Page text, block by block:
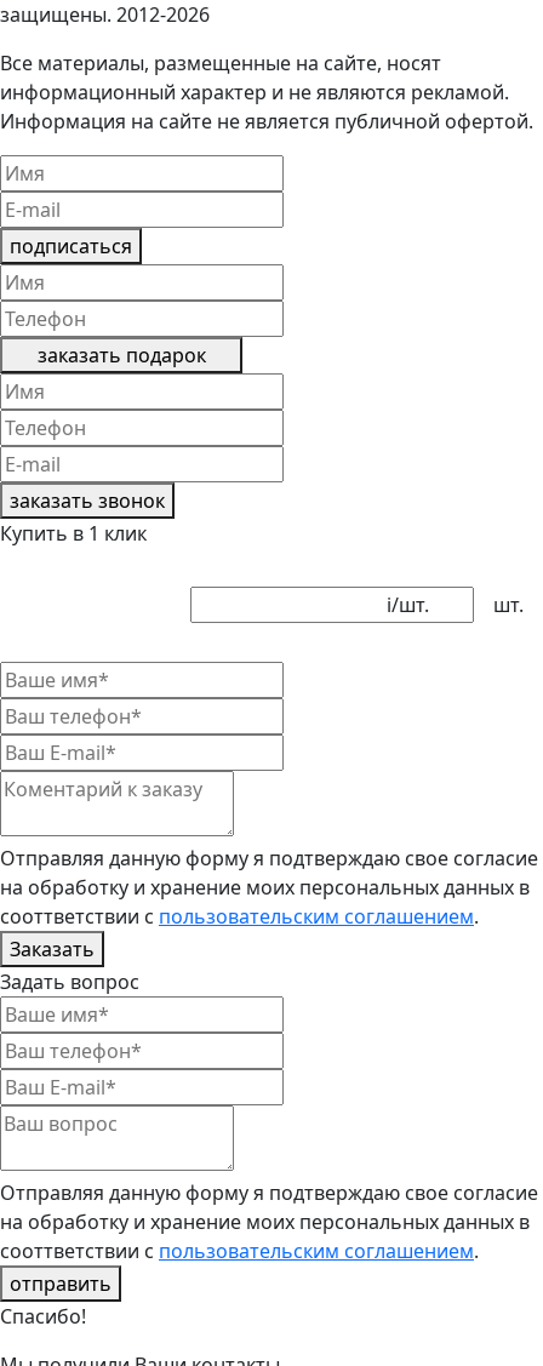
защищены. 2012-2026
Все материалы, размещенные на сайте, носят
информационный характер и не являются рекламой.
Информация на сайте не является публичной офертой.
подписаться
заказать подарок
заказать звонок
Купить в 1 клик
шт.
i/шт.
Отправляя данную форму я подтверждаю свое согласие
на обработку и хранение моих персональных данных в
сооттветствии с пользовательским соглашением.
Заказать
Задать вопрос
Отправляя данную форму я подтверждаю свое согласие
на обработку и хранение моих персональных данных в
сооттветствии с пользовательским соглашением.
отправить
Спасибо!